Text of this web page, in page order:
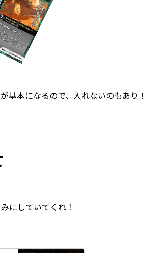
基本になるので、入れないのもあり！
にしていてくれ！